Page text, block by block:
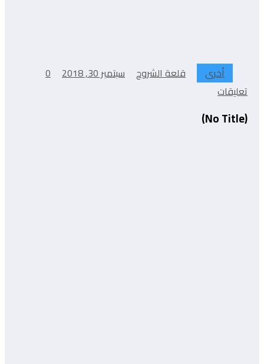
أخرى قلعة الشروح سبتمبر 30, 2018
0
تعليقات
(No Title)